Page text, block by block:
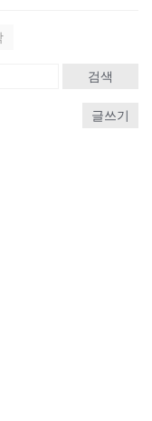
검색
글쓰기